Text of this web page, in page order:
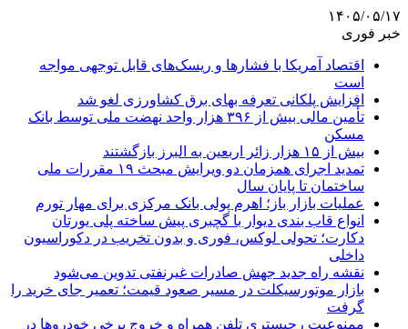
۱۴۰۵/۰۵/۱۷
خبر فوری
اقتصاد آمریکا با فشارها و ریسک‌های قابل توجهی مواجه
است
افزایش پلکانی تعرفه بهای برق کشاورزی لغو شد
تأمین مالی بیش از ۳۹۶ هزار واحد نهضت ملی توسط بانک
مسکن
بیش از ۱۵ هزار زائر اربعین به البرز بازگشتند
تمدید اجرای همزمان دو ویرایش مبحث ۱۹ مقررات ملی
ساختمان تا پایان سال
عملیات بازار باز؛ اهرم پولی بانک مرکزی برای مهار تورم
انواع قاب بندی دیوار با گچبری پیش ساخته پلی یورتان
دکارت؛ تحولی لوکس، فوری و بدون تخریب در دکوراسیون
داخلی
نقشه راه جدید جهش صادرات غیرنفتی تدوین می‌شود
بازار موتورسیکلت در مسیر صعود قیمت؛ تعمیر جای خرید را
گرفت
ممنوعیت رجیستری تلفن همراه و خروج برخی خودروها در